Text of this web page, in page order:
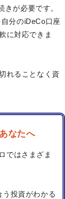
きが必要です。
分のiDeCo口座
に対応できま
れることなく資
なたへ
ではさまざま
投資がわかる